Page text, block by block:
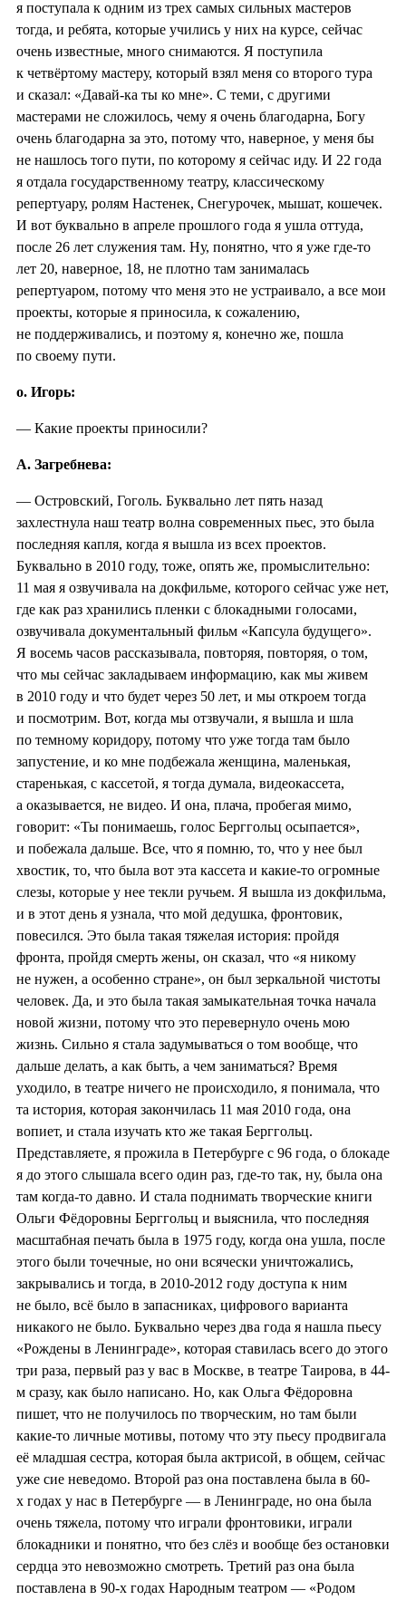
я поступала к одним из трех самых сильных мастеров
тогда, и ребята, которые учились у них на курсе, сейчас
очень известные, много снимаются. Я поступила
к четвёртому мастеру, который взял меня со второго тура
и сказал: «Давай-ка ты ко мне». С теми, с другими
мастерами не сложилось, чему я очень благодарна, Богу
очень благодарна за это, потому что, наверное, у меня бы
не нашлось того пути, по которому я сейчас иду. И 22 года
я отдала государственному театру, классическому
репертуару, ролям Настенек, Снегурочек, мышат, кошечек.
И вот буквально в апреле прошлого года я ушла оттуда,
после 26 лет служения там. Ну, понятно, что я уже где-то
лет 20, наверное, 18, не плотно там занималась
репертуаром, потому что меня это не устраивало, а все мои
проекты, которые я приносила, к сожалению,
не поддерживались, и поэтому я, конечно же, пошла
по своему пути.
о. Игорь:
— Какие проекты приносили?
А. Загребнева:
— Островский, Гоголь. Буквально лет пять назад
захлестнула наш театр волна современных пьес, это была
последняя капля, когда я вышла из всех проектов.
Буквально в 2010 году, тоже, опять же, промыслительно:
11 мая я озвучивала на докфильме, которого сейчас уже нет,
где как раз хранились пленки с блокадными голосами,
озвучивала документальный фильм «Капсула будущего».
Я восемь часов рассказывала, повторяя, повторяя, о том,
что мы сейчас закладываем информацию, как мы живем
в 2010 году и что будет через 50 лет, и мы откроем тогда
и посмотрим. Вот, когда мы отзвучали, я вышла и шла
по темному коридору, потому что уже тогда там было
запустение, и ко мне подбежала женщина, маленькая,
старенькая, с кассетой, я тогда думала, видеокассета,
а оказывается, не видео. И она, плача, пробегая мимо,
говорит: «Ты понимаешь, голос Берггольц осыпается»,
и побежала дальше. Все, что я помню, то, что у нее был
хвостик, то, что была вот эта кассета и какие-то огромные
слезы, которые у нее текли ручьем. Я вышла из докфильма,
и в этот день я узнала, что мой дедушка, фронтовик,
повесился. Это была такая тяжелая история: пройдя
фронта, пройдя смерть жены, он сказал, что «я никому
не нужен, а особенно стране», он был зеркальной чистоты
человек. Да, и это была такая замыкательная точка начала
новой жизни, потому что это перевернуло очень мою
жизнь. Сильно я стала задумываться о том вообще, что
дальше делать, а как быть, а чем заниматься? Время
уходило, в театре ничего не происходило, я понимала, что
та история, которая закончилась 11 мая 2010 года, она
вопиет, и стала изучать кто же такая Берггольц.
Представляете, я прожила в Петербурге с 96 года, о блокаде
я до этого слышала всего один раз, где-то так, ну, была она
там когда-то давно. И стала поднимать творческие книги
Ольги Фёдоровны Берггольц и выяснила, что последняя
масштабная печать была в 1975 году, когда она ушла, после
этого были точечные, но они всячески уничтожались,
закрывались и тогда, в 2010-2012 году доступа к ним
не было, всё было в запасниках, цифрового варианта
никакого не было. Буквально через два года я нашла пьесу
«Рождены в Ленинграде», которая ставилась всего до этого
три раза, первый раз у вас в Москве, в театре Таирова, в 44-
м сразу, как было написано. Но, как Ольга Фёдоровна
пишет, что не получилось по творческим, но там были
какие-то личные мотивы, потому что эту пьесу продвигала
её младшая сестра, которая была актрисой, в общем, сейчас
уже сие неведомо. Второй раз она поставлена была в 60-
х годах у нас в Петербурге — в Ленинграде, но она была
очень тяжела, потому что играли фронтовики, играли
блокадники и понятно, что без слёз и вообще без остановки
сердца это невозможно смотреть. Третий раз она была
поставлена в 90-х годах Народным театром — «Родом